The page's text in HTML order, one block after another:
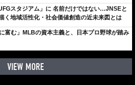
スタジアム」に 名前だけではない…JNSEと
く地域活性化・社会価値創造の近未来図とは
富む」MLBの資本主義と、日本プロ野球が踏み
VIEW MORE